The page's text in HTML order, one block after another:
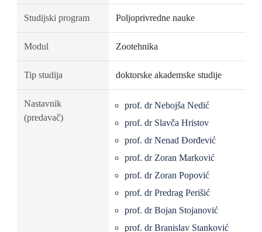
Studijski program Poljoprivredne nauke
Modul Zootehnika
Tip studija doktorske akademske studije
Nastavnik
(predavač)
prof. dr Nebojša Nedić
prof. dr Slavča Hristov
prof. dr Nenad Đorđević
prof. dr Zoran Marković
prof. dr Zoran Popović
prof. dr Predrag Perišić
prof. dr Bojan Stojanović
prof. dr Branislav Stanković